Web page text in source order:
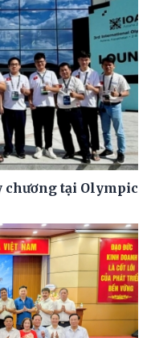
chương tại Olympic